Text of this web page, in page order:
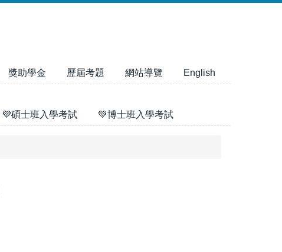
獎助學金 歷屆考題 網站導覽 English
💜碩士班入學考試 💚博士班入學考試